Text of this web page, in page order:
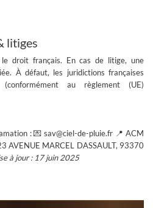
litiges
droit français. En cas de litige, une
À défaut, les juridictions françaises
(conformément au règlement (UE)
: 💌 sav@ciel-de-pluie.fr 📍 ACM
AVENUE MARCEL DASSAULT, 93370
à jour : 17 juin 2025